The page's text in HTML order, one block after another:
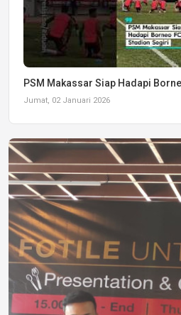
PSM Makassar Siap Hadapi
Jumat, 02 Januari 2026